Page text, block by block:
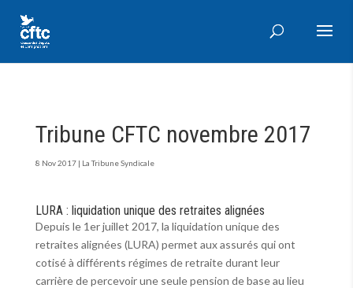
Tribune CFTC novembre 2017
8 Nov 2017| La Tribune Syndicale
LURA : liquidation unique des retraites alignées
Depuis le 1er juillet 2017, la liquidation unique des
retraites alignées (LURA) permet aux assurés qui ont
cotisé à différents régimes de retraite durant leur
carrière de percevoir une seule pension de base au lieu